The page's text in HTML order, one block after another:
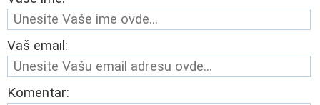
Vaš email:
Komentar: